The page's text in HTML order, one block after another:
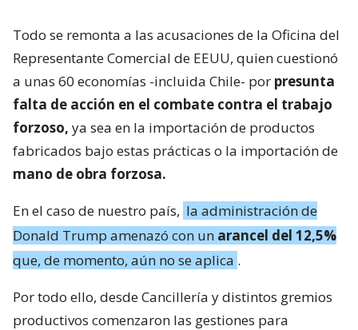
Todo se remonta a las acusaciones de la Oficina del
Representante Comercial de EEUU, quien cuestionó
a unas 60 economías -incluida Chile- por presunta
falta de acción en el combate contra el trabajo
forzoso, ya sea en la importación de productos
fabricados bajo estas prácticas o la importación de
mano de obra forzosa.
En el caso de nuestro país, la administración de
Donald Trump amenazó con un arancel del 12,5%
que, de momento, aún no se aplica .
Por todo ello, desde Cancillería y distintos gremios
productivos comenzaron las gestiones para